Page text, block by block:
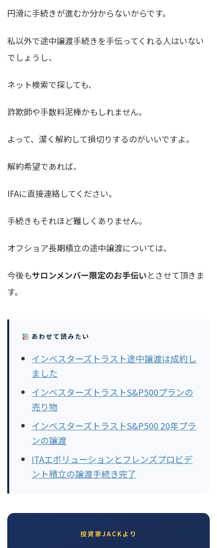
円滑に手続きが進むか分からないからです。
私以外で途中譲渡手続きを手伝ってくれる人はいない
でしょうし、
ネット検索で探しても、
詐欺師や手数料泥棒かもしれません。
よって、潔く解約して損切りするのがいいですよ。
解約希望であれば、
IFAに直接連絡してください。
手続きもそれほど難しくありません。
オフショア長期積立の途中譲渡については、
今後もサロンメンバー限定のお手伝いとさせて頂きま
す。
あわせて読みたい
インベスターズトラスト途中譲渡は成約し
ました
インベスターズトラストS&P500プランの
売り物
インベスターズトラストS&P500 20年プラ
ンの譲渡
ITAエボリューションとフレンズプロビデ
ント積立の譲渡手続き完了
投資家JACKより